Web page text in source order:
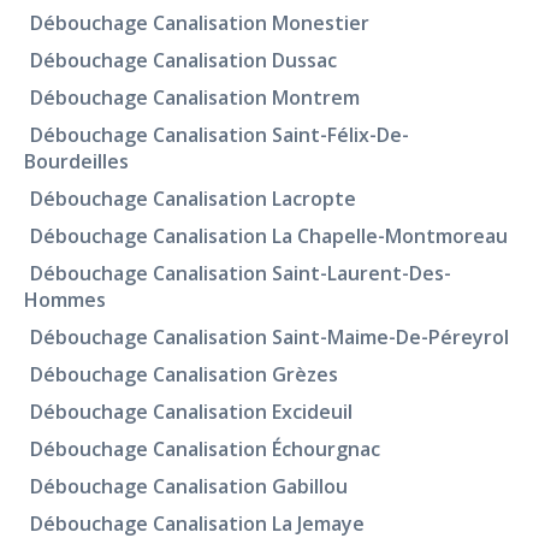
Débouchage Canalisation Monestier
Débouchage Canalisation Dussac
Débouchage Canalisation Montrem
Débouchage Canalisation Saint-Félix-De-
Bourdeilles
Débouchage Canalisation Lacropte
Débouchage Canalisation La Chapelle-Montmoreau
Débouchage Canalisation Saint-Laurent-Des-
Hommes
Débouchage Canalisation Saint-Maime-De-Péreyrol
Débouchage Canalisation Grèzes
Débouchage Canalisation Excideuil
Débouchage Canalisation Échourgnac
Débouchage Canalisation Gabillou
Débouchage Canalisation La Jemaye